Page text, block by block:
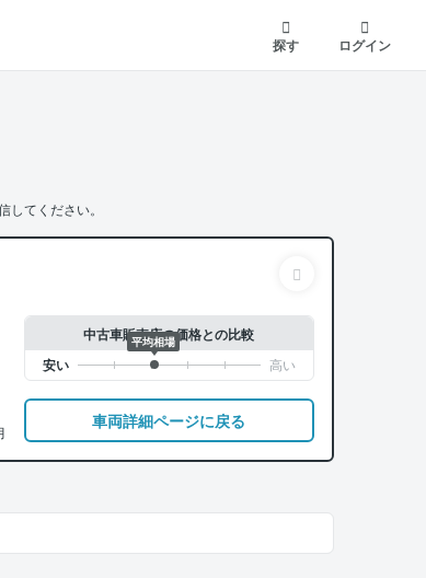
探す
ログイン
てください。
中古車販売店の価格との比較
平均相場
車両詳細ページに戻る